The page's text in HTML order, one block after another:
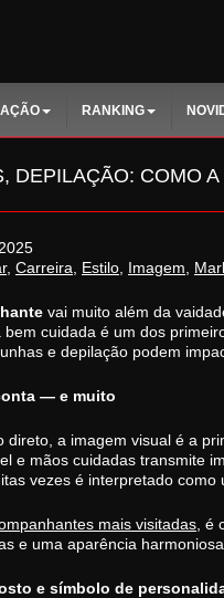
RANKING
DEPILAÇÃO: COMO
, Carreira Estilo Imagem
vai muito além da
cuidada é um dos
e depilação podem
— e muito
direto, a imagem visual é a
e mãos cuidadas transmite
vezes é interpretado como
mais visitadas ,
e uma aparência
e símbolo de